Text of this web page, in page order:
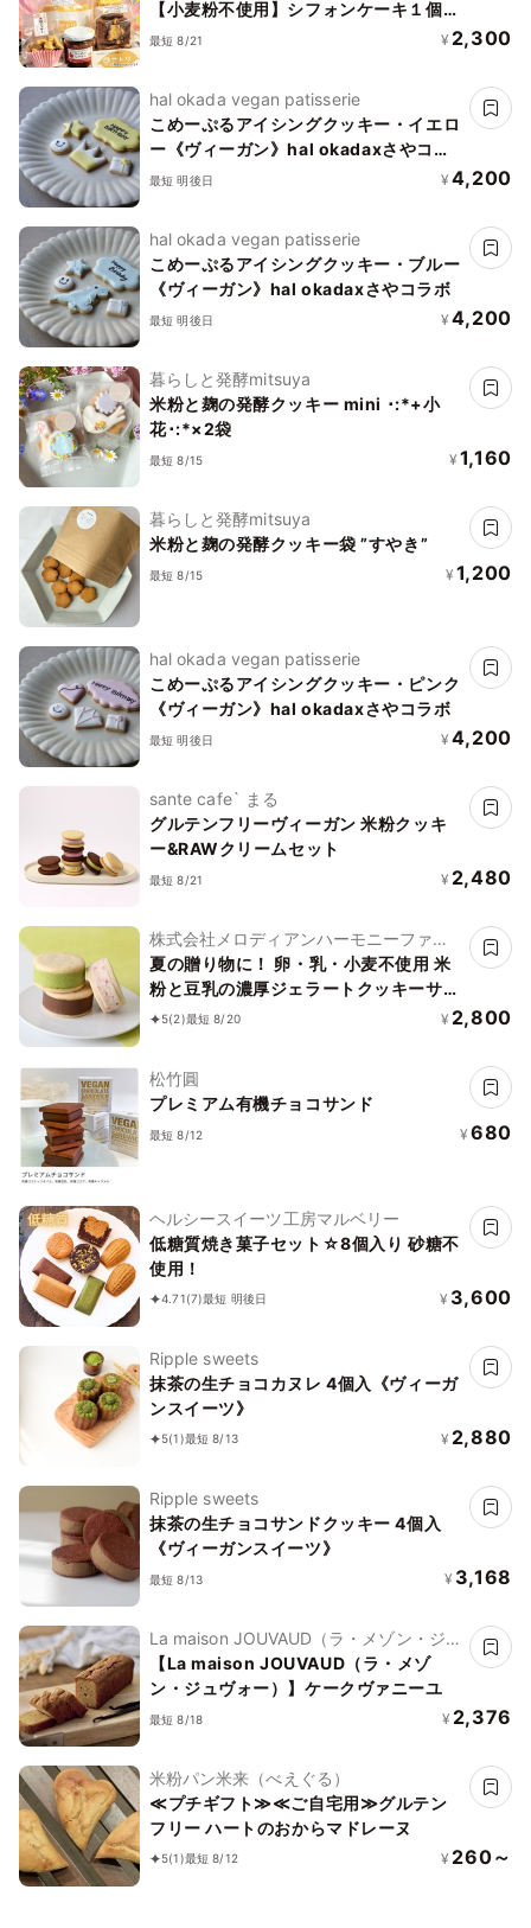
【小麦粉不使用】シフォンケーキ１個
ジャム ラスク 米粉クッキー
最短 8/21 ¥ 2,300
hal okada vegan patisserie
こめーぷるアイシングクッキー・イエロ
ー《ヴィーガン》hal okadaxさやコラ
ボ
最短 明後日 ¥ 4,200
hal okada vegan patisserie
こめーぷるアイシングクッキー・ブルー
《ヴィーガン》hal okadaxさやコラボ
最短 明後日 ¥ 4,200
暮らしと発酵mitsuya
米粉と麹の発酵クッキー mini ･:*+小
花･:*×2袋
最短 8/15 ¥ 1,160
暮らしと発酵mitsuya
米粉と麹の発酵クッキー袋 ”すやき”
最短 8/15 ¥ 1,200
hal okada vegan patisserie
こめーぷるアイシングクッキー・ピンク
《ヴィーガン》hal okadaxさやコラボ
最短 明後日 ¥ 4,200
sante cafe` まる
グルテンフリーヴィーガン 米粉クッキ
ー&RAWクリームセット
最短 8/21 ¥ 2,480
株式会社メロディアンハーモニーファイ
ン
夏の贈り物に！ 卵・乳・小麦不使用 米
粉と豆乳の濃厚ジェラートクッキーサン
ド アイス 2026 お中元2026
5(2)最短 8/20 ¥ 2,800
松竹圓
プレミアム有機チョコサンド
最短 8/12 ¥ 680
ヘルシースイーツ工房マルベリー
低糖質焼き菓子セット☆8個入り 砂糖不
使用！
4.71(7)最短 明後日 ¥ 3,600
Ripple sweets
抹茶の生チョコカヌレ 4個入《ヴィーガ
ンスイーツ》
5(1)最短 8/13 ¥ 2,880
Ripple sweets
抹茶の生チョコサンドクッキー 4個入
《ヴィーガンスイーツ》
最短 8/13 ¥ 3,168
La maison JOUVAUD（ラ・メゾン・ジュ
ヴォー）
【La maison JOUVAUD（ラ・メゾ
ン・ジュヴォー）】ケークヴァニーユ
最短 8/18 ¥ 2,376
米粉パン米来（べえぐる）
≪プチギフト≫≪ご自宅用≫グルテン
フリー ハートのおからマドレーヌ
5(1)最短 8/12 ¥ 260～